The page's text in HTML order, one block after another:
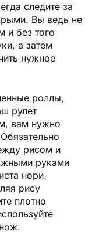
следите за
Вы ведь не
и без того
а затем
нужное
роллы,
рулет
вам нужно
рисом и
руками
нори.
рису
плотно